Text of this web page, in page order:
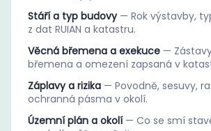
Stáří a typ budovy — Rok výstavby,
z dat RUIAN a katastru.
Věcná břemena a exekuce —
břemena a omezení zapsaná v
Záplavy a rizika — Povodně, sesuvy,
ochranná pásma v okolí.
Územní plán a okolí — Co se smí